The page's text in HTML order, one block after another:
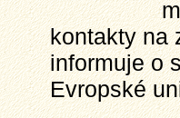
kontakty na
informuje o
Evropské